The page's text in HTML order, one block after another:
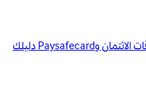
أفضل مواقع الكازينو التي تقبل بطاقات الائتمان وPaysafecard دليلك